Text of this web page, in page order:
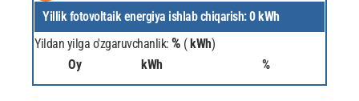
Yillik fotovoltaik energiya ishlab chiqarish:0kWh
Yildan yilga o'zgaruvchanlik: % (kWh)
Oy
kWh %